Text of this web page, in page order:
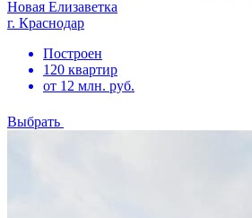
Новая Елизаветка
г. Краснодар
Построен
120 квартир
от 12 млн. руб.
Выбрать